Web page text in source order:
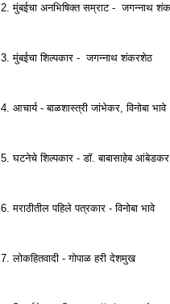
2. मुंबईचा अनभिषिक्त सम्राट - जगन्नाथ
3. मुंबईचा शिल्पकार - जगन्नाथ शंकरशेठ
4. आचार्य - बाळशास्त्री जांभेकर, विनोबा भावे
5. घटनेचे शिल्पकार - डॉ. बाबासाहेब आंबेडकर
6. मराठीतील पहिले पत्रकार - विनोबा भावे
7. लोकहितवादी - गोपाळ हरी देशमुख